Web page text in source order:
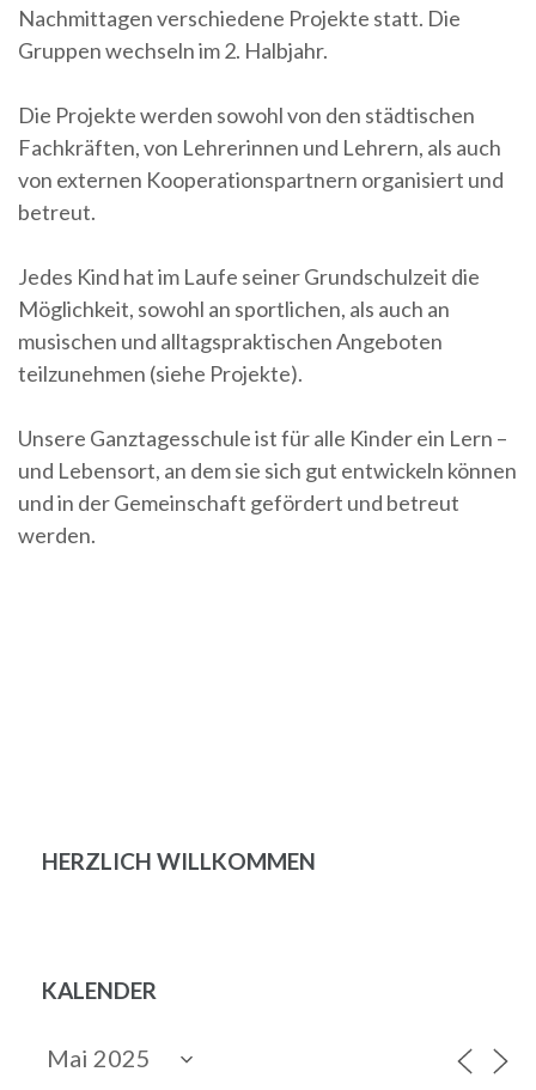
Nachmittagen verschiedene Projekte statt. Die
Gruppen wechseln im 2. Halbjahr.
Die Projekte werden sowohl von den städtischen
Fachkräften, von Lehrerinnen und Lehrern, als auch
von externen Kooperationspartnern organisiert und
betreut.
Jedes Kind hat im Laufe seiner Grundschulzeit die
Möglichkeit, sowohl an sportlichen, als auch an
musischen und alltagspraktischen Angeboten
teilzunehmen (siehe Projekte).
Unsere Ganztagesschule ist für alle Kinder ein Lern –
und Lebensort, an dem sie sich gut entwickeln können
und in der Gemeinschaft gefördert und betreut
werden.
HERZLICH WILLKOMMEN
KALENDER